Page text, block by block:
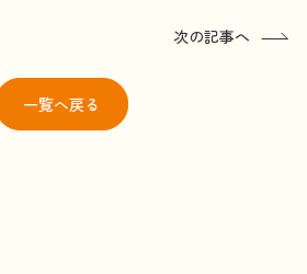
次の記事へ
一覧へ戻る